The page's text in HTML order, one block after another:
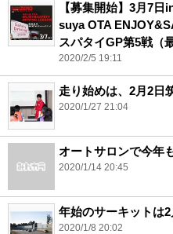
【募集開始】3月7
suya OTA
スパタイGP第5戦（
2020/2/5 19:11
走り始めは、2月2日
2020/1/27 21:04
オートサロンで今年
2020/1/14 20:45
年始のサーキットは
2020/1/8 20:02